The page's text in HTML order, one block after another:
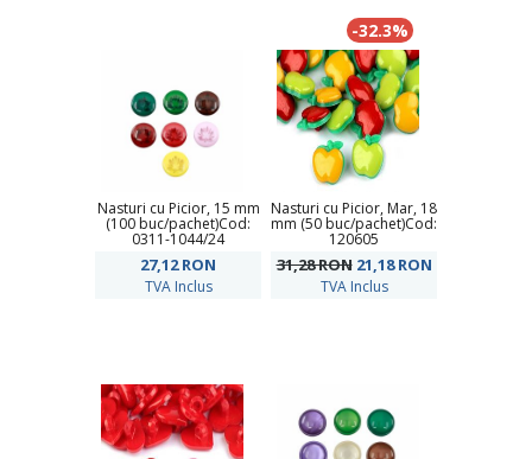
Nasturi cu Picior, 15 mm
(100 buc/pachet)Cod:
0311-1044/24
27,12RON
TVA Inclus
-32.3%
Nasturi cu Picior, Mar, 18
mm (50 buc/pachet)Cod:
120605
31,28 RON 21,18RON
TVA Inclus